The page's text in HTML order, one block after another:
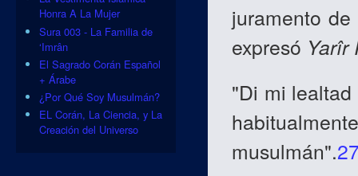
juramento
expresó Yarîr
"Di mi
musulmán".
Honra A La Mujer
Sura 003 - La Familia de
‘Imrân
El Sagrado Corán Español
+ Árabe
¿Por Qué Soy Musulmán?
EL Corán, La Ciencia, y La
Creación del Universo